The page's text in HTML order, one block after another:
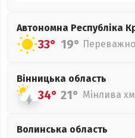
Автономна Республіка
33° 19°
Вінницька область
34° 21° Мінлива
Волинська область